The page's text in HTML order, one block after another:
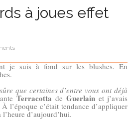
à joues effet
je suis à fond sur les blushes. En
que certaines d’entre vous ont déjà
Terracotta deGuerlain et j’avais
c’était tendance d’appliquer
d’aujourd’hui.